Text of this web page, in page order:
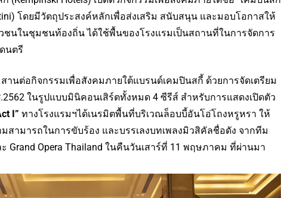
โดยมีวัตถุประสงค์หลักเพื่อส่งเสริม สนับสนุน และมอบโอกาสให้
ชนในชุมชนท้องถิ่น ได้ใช้พื้นของโรงแรมเป็นสถานที่ในการจัดการ
นตรี
านต่อกิจกรรมเพื่อสังคมภายใต้แบรนด์เคมปินสกี้ ด้วยการจัดเตรียม
ในรูปแบบมินิคอนเสิร์ตทั้งหมด 4 ซีรีส์ สำหรับการแสดงเปิดตัว
I” ทางโรงแรมฯได้เนรมิตพื้นที่บริเวณล็อบบี้อันโอ่โถงหรูหรา ให้
สามารถในการขับร้อง และบรรเลงบทเพลงมิวสิคัลชื่อดัง จากทีม
ะ Grand Opera Thailand ในคืนวันเสาร์ที่ 11 พฤษภาคม ที่ผ่านมา